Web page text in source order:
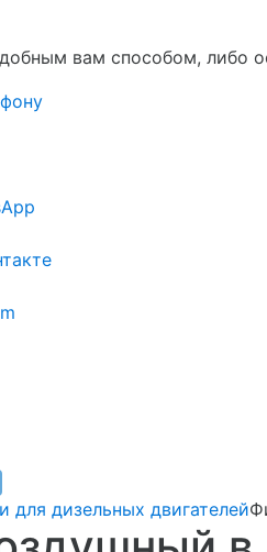
вам способом, либо
для дизельных двигателей